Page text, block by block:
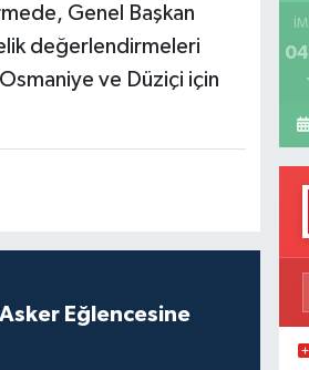
Genel Başkan
değerlendirmeleri
ve Düziçi için
Eğlencesine